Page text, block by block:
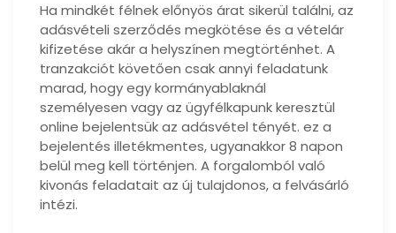
Ha mindkét félnek előnyös árat sikerül találni, az
adásvételi szerződés megkötése és a vételár
kifizetése akár a helyszínen megtörténhet. A
tranzakciót követően csak annyi feladatunk
marad, hogy egy kormányablaknál
személyesen vagy az ügyfélkapunk keresztül
online bejelentsük az adásvétel tényét. ez a
bejelentés illetékmentes, ugyanakkor 8 napon
belül meg kell történjen. A forgalomból való
kivonás feladatait az új tulajdonos, a felvásárló
intézi.